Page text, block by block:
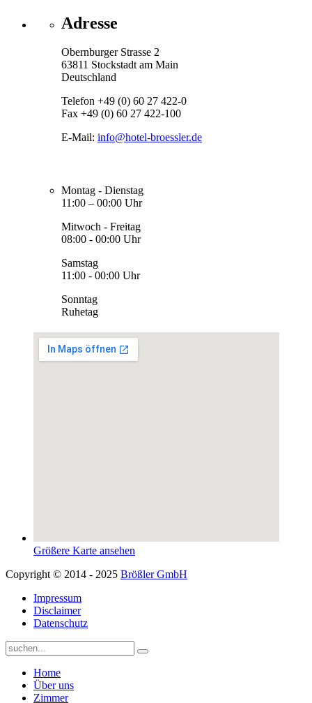
Adresse
Obernburger Strasse 2
63811 Stockstadt am Main
Deutschland
Telefon +49 (0) 60 27 422-0
Fax +49 (0) 60 27 422-100
E-Mail: info@hotel-broessler.de
Montag - Dienstag
11:00 – 00:00 Uhr
Mitwoch - Freitag
08:00 - 00:00 Uhr
Samstag
11:00 - 00:00 Uhr
Sonntag
Ruhetag
Größere Karte ansehen
Copyright © 2014 - 2025 Brößler GmbH
Impressum
Disclaimer
Datenschutz
Home
Über uns
Zimmer